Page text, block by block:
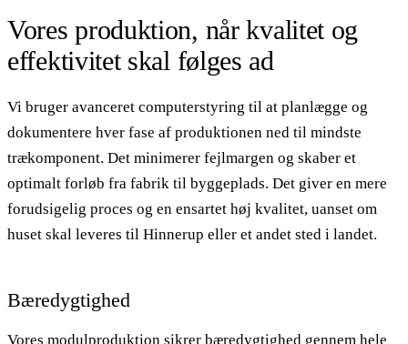
Vores produktion, når kvalitet og
effektivitet skal følges ad
Vi bruger avanceret computerstyring til at planlægge og
dokumentere hver fase af produktionen ned til mindste
trækomponent. Det minimerer fejlmargen og skaber et
optimalt forløb fra fabrik til byggeplads. Det giver en mere
forudsigelig proces og en ensartet høj kvalitet, uanset om
huset skal leveres til Hinnerup eller et andet sted i landet.
Bæredygtighed
Vores modulproduktion sikrer bæredygtighed gennem hele